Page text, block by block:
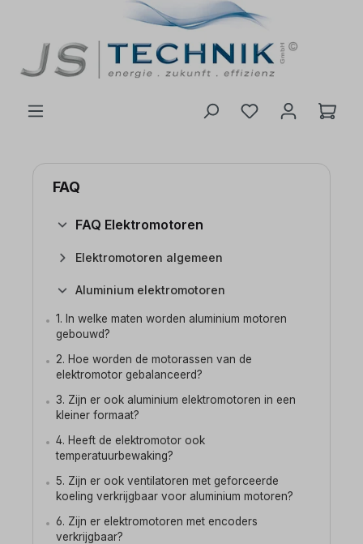
FAQ
FAQ Elektromotoren
Elektromotoren algemeen
Aluminium elektromotoren
1. In welke maten worden aluminium motoren
gebouwd?
2. Hoe worden de motorassen van de
elektromotor gebalanceerd?
3. Zijn er ook aluminium elektromotoren in een
kleiner formaat?
4. Heeft de elektromotor ook
temperatuurbewaking?
5. Zijn er ook ventilatoren met geforceerde
koeling verkrijgbaar voor aluminium motoren?
6. Zijn er elektromotoren met encoders
verkrijgbaar?